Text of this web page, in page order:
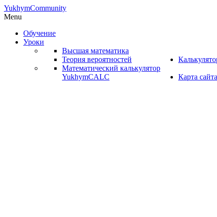
YukhymCommunity
Menu
Обучение
Уроки
Высшая математика
Теория вероятностей
Математический калькулятор
YukhymCALC
Карта сайта